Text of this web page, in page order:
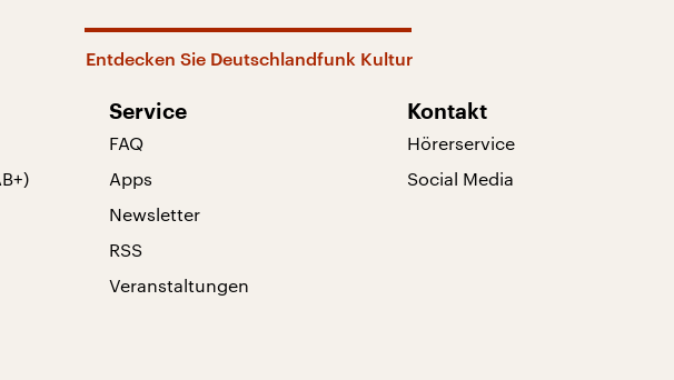
Entdecken Sie Deutschlandfunk Kultur
Service
FAQ
Apps
Newsletter
RSS
Veranstaltungen
Kontakt
Hörerservice
Social Media